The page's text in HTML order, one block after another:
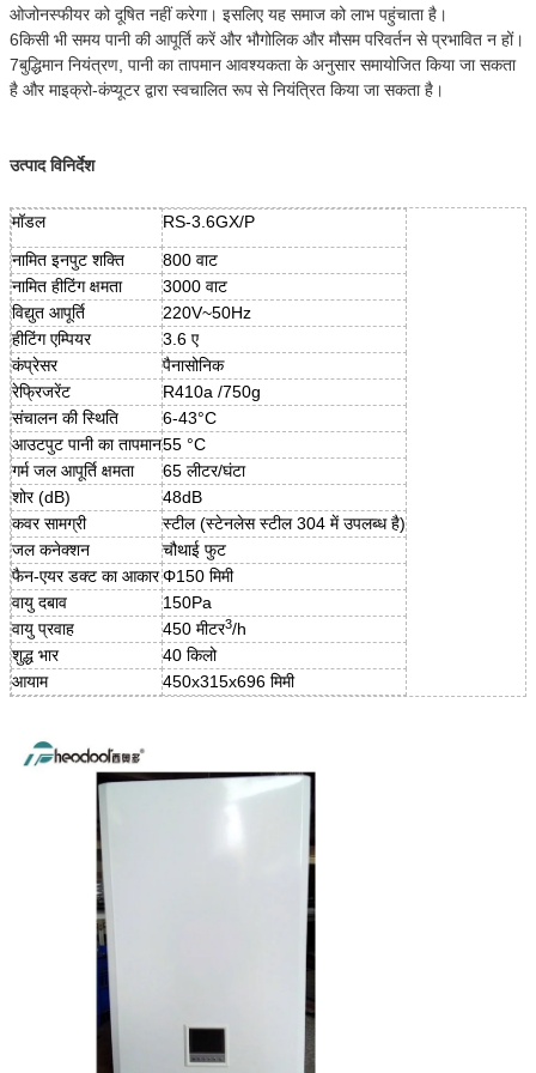
ओजोनस्फीयर को दूषित नहीं करेगा। इसलिए यह समाज को लाभ पहुंचाता है।
6किसी भी समय पानी की आपूर्ति करें और भौगोलिक और मौसम परिवर्तन से प्रभावित न हों।
7बुद्धिमान नियंत्रण, पानी का तापमान आवश्यकता के अनुसार समायोजित किया जा सकता
है और माइक्रो-कंप्यूटर द्वारा स्वचालित रूप से नियंत्रित किया जा सकता है।
उत्पाद विनिर्देश
मॉडल
RS-3.6GX/P
नामित इनपुट शक्ति
800 वाट
नामित हीटिंग क्षमता
3000 वाट
विद्युत आपूर्ति
220V~50Hz
हीटिंग एम्पियर
3.6 ए
कंप्रेसर
पैनासोनिक
रेफ्रिजरेंट
R410a /750g
संचालन की स्थिति
6-43°C
आउटपुट पानी का तापमान55 °C
गर्म जल आपूर्ति क्षमता
65 लीटर/घंटा
शोर (dB)
48dB
कवर सामग्री
स्टील (स्टेनलेस स्टील 304 में उपलब्ध है)
जल कनेक्शन
चौथाई फुट
फैन-एयर डक्ट का आकारΦ150 मिमी
वायु दबाव
150Pa
वायु प्रवाह
450 मीटर3/h
शुद्ध भार
40 किलो
आयाम
450x315x696 मिमी